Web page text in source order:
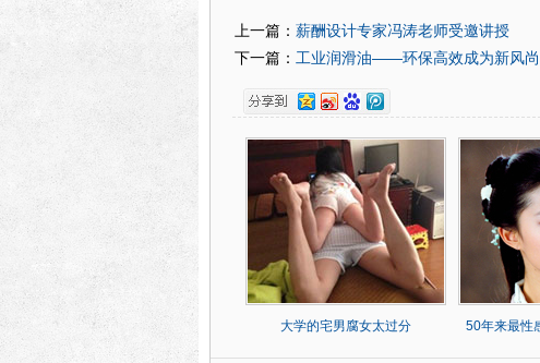
上一篇： 薪酬设计专家冯涛老师受邀讲授
下一篇： 工业润滑油——环保高效成为新风尚
大学的宅男腐女太过分 50年来最性